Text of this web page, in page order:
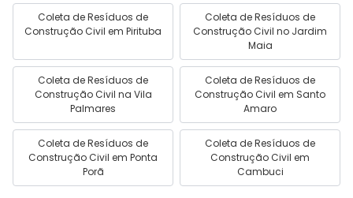
Coleta de Resíduos de
Construção Civil em Pirituba
Coleta de Resíduos de
Construção Civil no Jardim
Maia
Coleta de Resíduos de
Construção Civil na Vila
Palmares
Coleta de Resíduos de
Construção Civil em Santo
Amaro
Coleta de Resíduos de
Construção Civil em Ponta
Porã
Coleta de Resíduos de
Construção Civil em
Cambuci